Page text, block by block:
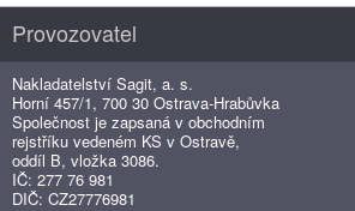
Provozovatel
Nakladatelství Sagit, a. s.
Horní 457/1, 700 30 Ostrava-Hrabůvka
Společnost je zapsaná v obchodním
rejstříku vedeném KS v Ostravě,
oddíl B, vložka 3086.
IČ: 277 76 981
DIČ: CZ27776981